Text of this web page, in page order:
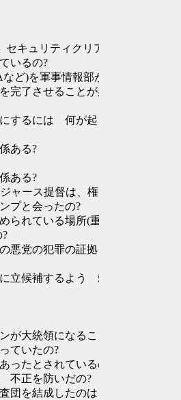
セキュリティクリアラ
いるの?
ど)を軍事情報部が支
了させることが必
するには 何が起きる
ある?
ある?
ャース提督は、権限
プと会ったの?
れている場所(重要
悪党の犯罪の証拠を握
立候補するよう 頼ま
が大統領になること
ていたの?
たとされているの?
不正を防いだの?
団を結成したのは な